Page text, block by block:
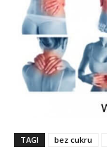
TAGI bez cukru